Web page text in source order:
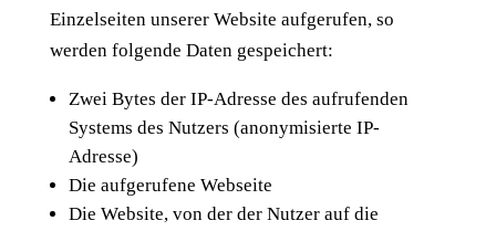
Einzelseiten unserer Website aufgerufen, so
werden folgende Daten gespeichert:
Zwei Bytes der IP-Adresse des aufrufenden
Systems des Nutzers (anonymisierte IP-
Adresse)
Die aufgerufene Webseite
Die Website, von der der Nutzer auf die